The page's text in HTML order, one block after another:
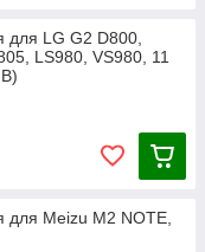
для LG G2 D800,
LS980, VS980, 11
для Meizu M2 NOTE,